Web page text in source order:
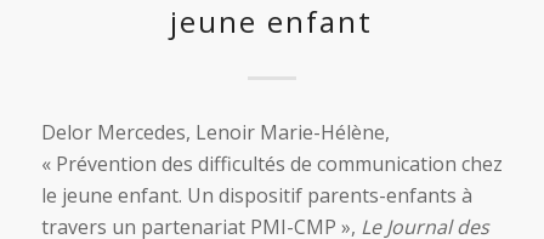
jeune enfant
Delor Mercedes, Lenoir Marie-Hélène,
« Prévention des difficultés de communication chez
le jeune enfant. Un dispositif parents-enfants à
travers un partenariat PMI-CMP », Le Journal des